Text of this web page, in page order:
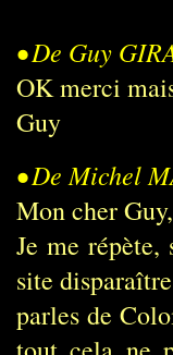
•De Guy
OK merci
Guy
•De Michel
Mon cher Guy,
Je me répète,
site
parles de